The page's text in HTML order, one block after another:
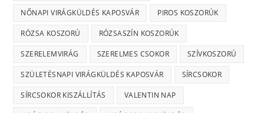
NŐNAPI VIRÁGKÜLDÉS KAPOSVÁR PIROS KOSZORÚK
RÓZSA KOSZORÚ RÓZSASZÍN KOSZORÚK
SZERELEMVIRÁG SZERELMES CSOKOR SZÍVKOSZORÚ
SZÜLETÉSNAPI VIRÁGKÜLDÉS KAPOSVÁR SÍRCSOKOR
SÍRCSOKOR KISZÁLLÍTÁS VALENTIN NAP